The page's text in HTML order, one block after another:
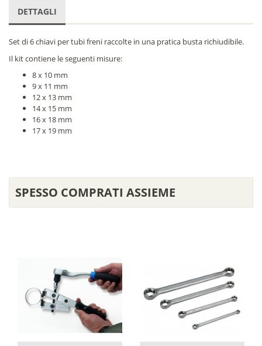
DETTAGLI
Set di 6 chiavi per tubi freni raccolte in una pratica busta richiudibile.
Il kit contiene le seguenti misure:
8 x 10 mm
9 x 11 mm
12 x 13 mm
14 x 15 mm
16 x 18 mm
17 x 19 mm
SPESSO COMPRATI ASSIEME